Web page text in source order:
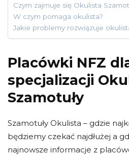
Czym zajmuje się Okulista
W czym pomaga okulista?
Jakie problemy rozwiązuje
Placówki NFZ
specjalizacji
Szamotuły
Szamotuły Okulista – gdzie
będziemy czekać najdłużej a
najnowsze informacje z